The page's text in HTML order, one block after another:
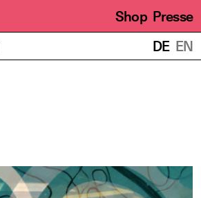
Shop Presse
Übersetzungen
DE EN